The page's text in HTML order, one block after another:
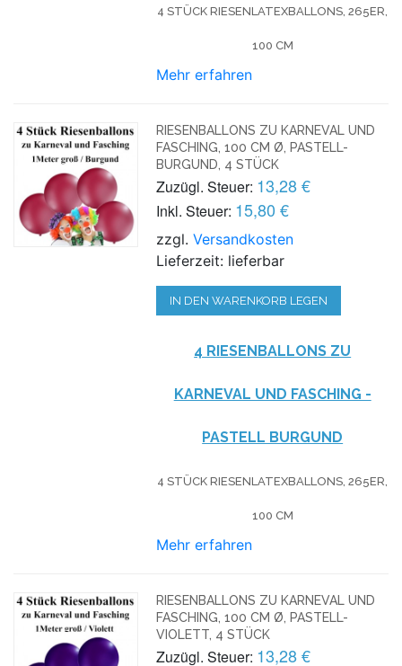
4 STÜCK RIESENLATEXBALLONS, 265ER,
100 CM
Mehr erfahren
RIESENBALLONS ZU KARNEVAL UND
FASCHING, 100 CM Ø, PASTELL-
BURGUND, 4 STÜCK
Zuzügl. Steuer: 13,28 €
Inkl. Steuer: 15,80 €
zzgl.Versandkosten
Lieferzeit: lieferbar
IN DEN WARENKORB LEGEN
4 RIESENBALLONS ZU
KARNEVAL UND FASCHING -
PASTELL BURGUND
4 STÜCK RIESENLATEXBALLONS, 265ER,
100 CM
Mehr erfahren
RIESENBALLONS ZU KARNEVAL UND
FASCHING, 100 CM Ø, PASTELL-
VIOLETT, 4 STÜCK
Zuzügl. Steuer: 13,28 €